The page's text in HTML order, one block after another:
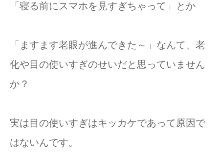
「寝る前にスマホを見すぎちゃって」とか
「ますます老眼が進んできた～」なんて、老
化や目の使いすぎのせいだと思っていません
か？
実は目の使いすぎはキッカケであって原因で
はないんです。